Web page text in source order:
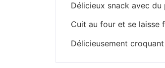
Délicieux snack avec
Cuit au four et se laisse
Délicieusement